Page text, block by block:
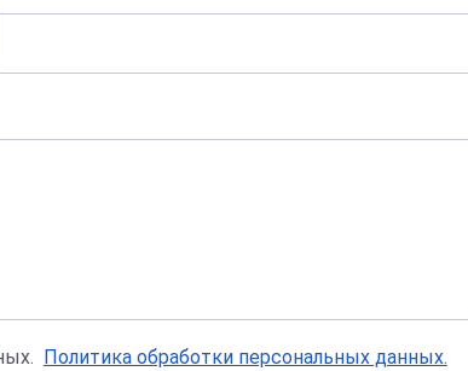
Политика обработки персональных данных.